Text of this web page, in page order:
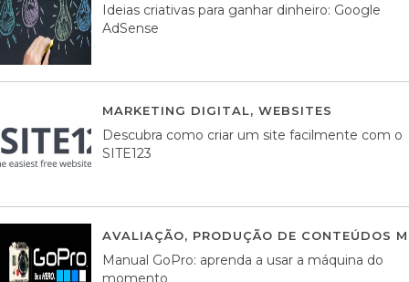
Ideias criativas para ganhar dinheiro: Google
AdSense
MARKETING DIGITAL, WEBSITES
Descubra como criar um site facilmente com o
SITE123
AVALIAÇÃO, PRODUÇÃO DE CONTEÚDOS
Manual GoPro: aprenda a usar a máquina do
momento